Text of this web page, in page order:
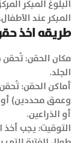
البلوغ المبكر
المبكر عند الأطفال.
طريقه اخذ
الجلد.
أماكن الحقن:
وعمق محددين) أو
أو الذراعين.
التوقيت: يجب